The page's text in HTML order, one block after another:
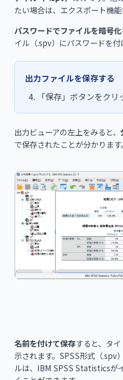
たい場合は、エクスポート機能
パスワードでファイルを暗号化
イル（.spv）にパスワードを付
出力ファイルを保存する
「保存」ボタンをクリ
出力ビューアの左上をみると、
で保存されたことが分かります。
名前を付けて保存すると、タ
示されます。SPSS形式（.spv
ルは、IBM SPSS Statisticsが